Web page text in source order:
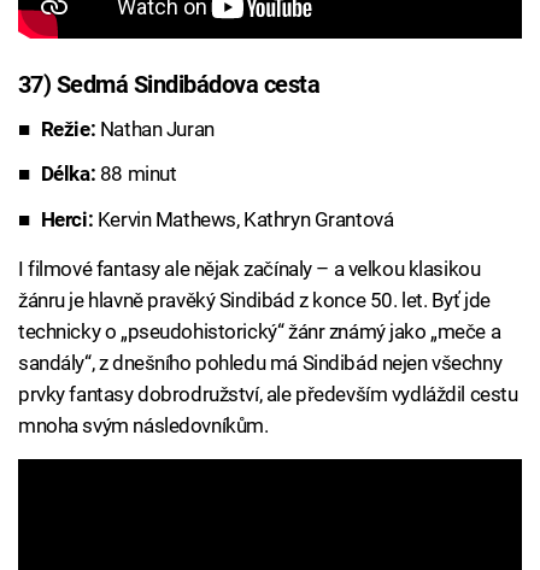
37) Sedmá Sindibádova cesta
Režie: Nathan Juran
Délka: 88 minut
Herci: Kervin Mathews, Kathryn Grantová
I filmové fantasy ale nějak začínaly – a velkou klasikou
žánru je hlavně pravěký Sindibád z konce 50. let. Byť jde
technicky o „pseudohistorický“ žánr známý jako „meče a
sandály“, z dnešního pohledu má Sindibád nejen všechny
prvky fantasy dobrodružství, ale především vydláždil cestu
mnoha svým následovníkům.